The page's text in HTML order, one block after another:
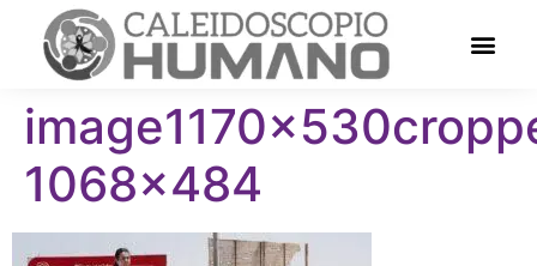
1068×484